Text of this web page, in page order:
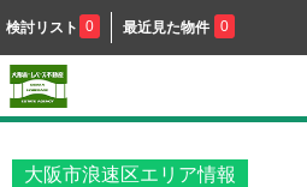
検討リスト 0 最近見た物件 0
大阪市浪速区エリア情報